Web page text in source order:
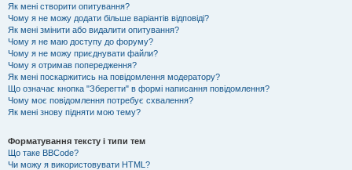
Як мені створити опитування?
Чому я не можу додати більше варіантів відповіді?
Як мені змінити або видалити опитування?
Чому я не маю доступу до форуму?
Чому я не можу приєднувати файли?
Чому я отримав попередження?
Як мені поскаржитись на повідомлення модератору?
Що означає кнопка "Зберегти" в формі написання повідомлення?
Чому моє повідомлення потребує схвалення?
Як мені знову підняти мою тему?
Форматування тексту і типи тем
Що таке BBCode?
Чи можу я використовувати HTML?